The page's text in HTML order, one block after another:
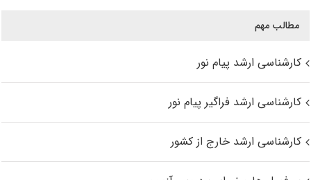
مطالب مهم
کارشناسی ارشد پیام نور
کارشناسی ارشد فراگیر پیام نور
کارشناسی ارشد خارج از کشور